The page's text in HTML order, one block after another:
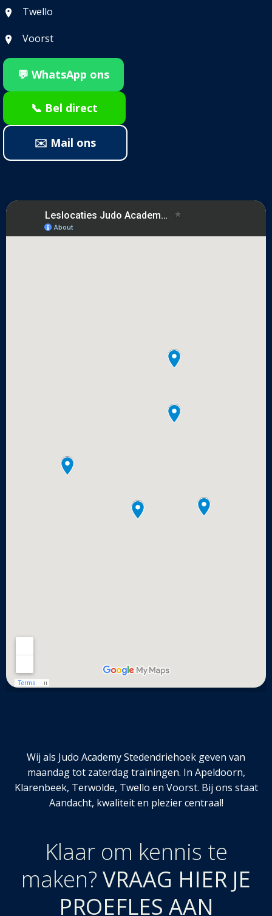
Twello
Voorst
💬 WhatsApp ons
📞 Bel direct
✉️ Mail ons
Wij als Judo Academy Stedendriehoek geven van
maandag tot zaterdag trainingen. In Apeldoorn,
Klarenbeek, Terwolde, Twello en Voorst. Bij ons staat
Aandacht, kwaliteit en plezier centraal!
Klaar om kennis te
maken? VRAAG HIER JE
PROEFLES AAN